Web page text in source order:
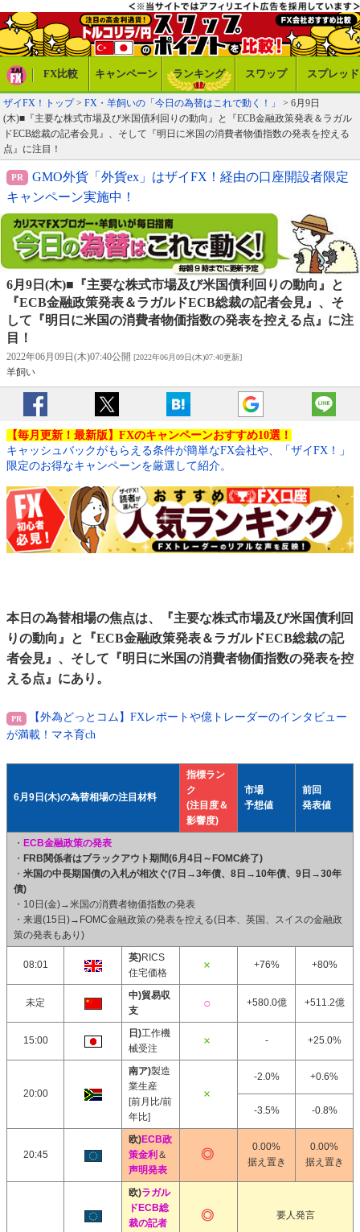
FX比較 キャンペーン ランキング スワップ スプレッド
ザイFX！トップ> FX・羊飼いの「今日の為替はこれで動く！」
> 6月9日
(木)■『主要な株式市場及び米国債利回りの動向』と『ECB金融政策発表＆ラガル
ドECB総裁の記者会見』、そして『明日に米国の消費者物価指数の発表を控える
点』に注目！
GMO外貨「外貨ex」はザイFX！経由の口座開設者限定
キャンペーン実施中！
6月9日(木)■『主要な株式市場及び米国債利回りの動向』と
『ECB金融政策発表＆ラガルドECB総裁の記者会見』、そ
して『明日に米国の消費者物価指数の発表を控える点』に注
目！
2022年06月09日(木)07:40公開 [2022年06月09日(木)07:40更新]
羊飼い
【毎月更新！最新版】FXのキャンペーンおすすめ10選！
キャッシュバックがもらえる条件が簡単なFX会社や、「ザイFX！」
限定のお得なキャンペーンを厳選して紹介。
本日の為替相場の焦点は、『主要な株式市場及び米国債利回
りの動向』と『ECB金融政策発表＆ラガルドECB総裁の記
者会見』、そして『明日に米国の消費者物価指数の発表を控
える点』にあり。
【外為どっとコム】FXレポートや億トレーダーのインタビュー
が満載！マネ育ch
6月9日(木)の為替相場の注目材料
指標ラン
ク
(注目度＆
影響度)
市場
予想値
前回
発表値
・ ECB金融政策の発表
・ FRB関係者はブラックアウト期間(6月4日～FOMC終了)
・ 米国の中長期国債の入札が相次ぐ(7日→3年債、8日→10年債、9日→30年
債)
・10日(金)→米国の消費者物価指数の発表
・来週(15日)→FOMC金融政策の発表を控える(日本、英国、スイスの金融政
策の発表もあり)
08:01
英)RICS
住宅価格
+76% +80%
未定
中)貿易収
支
+580.0億 +511.2億
15:00
日)工作機
械受注
- +25.0%
20:00
南ア)製造
業生産
[前月比/前
年比]
-2.0% +0.6%
-3.5% -0.8%
20:45
欧)ECB政
策金利 ＆
声明発表
0.00%
据え置き
0.00%
据え置き
欧)ラガル
ドECB総
裁の記者
要人発言